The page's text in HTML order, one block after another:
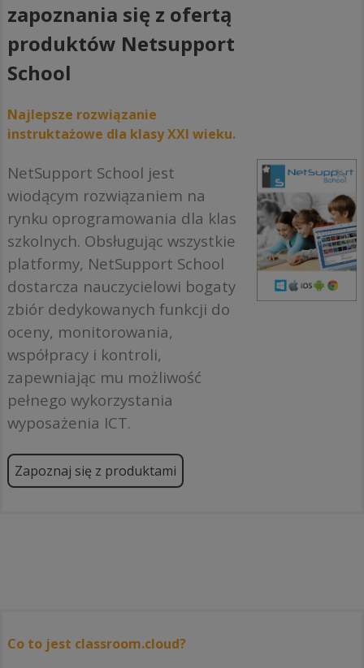
zapoznania się z ofertą
produktów Netsupport
School
Najlepsze rozwiązanie
instruktażowe dla klasy XXI wieku.
NetSupport School jest
wiodącym rozwiązaniem na
rynku oprogramowania dla klas
szkolnych. Obsługując wszystkie
platformy, NetSupport School
dostarcza nauczycielowi bogaty
zbiór dedykowanych funkcji do
oceny, monitorowania,
współpracy i kontroli,
zapewniając mu możliwość
pełnego wykorzystania
wyposażenia ICT.
Zapoznaj się z produktami
Co to jest classroom.cloud?